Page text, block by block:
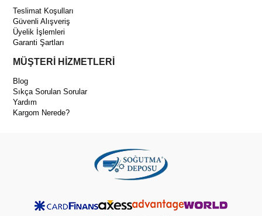
Teslimat Koşulları
Güvenli Alışveriş
Üyelik İşlemleri
Garanti Şartları
MÜŞTERİ HİZMETLERİ
Blog
Sıkça Sorulan Sorular
Yardım
Kargom Nerede?